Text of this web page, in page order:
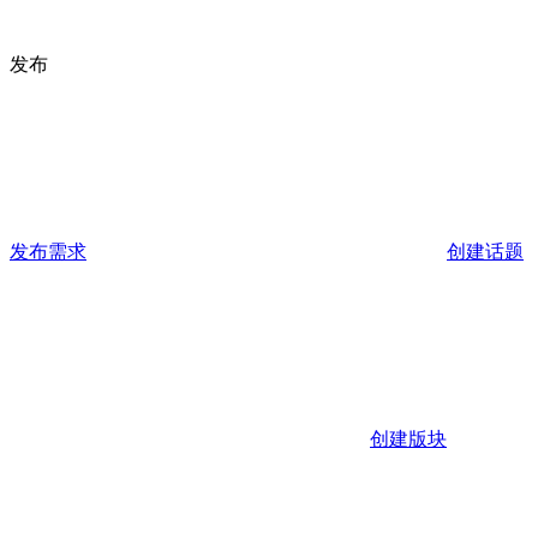
发布
发布需求 创建话题
创建版块